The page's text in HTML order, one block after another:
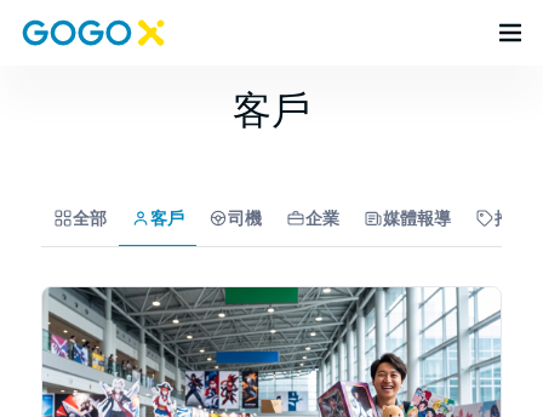
客戶
全部 客戶 司機 企業 媒體報導 推廣